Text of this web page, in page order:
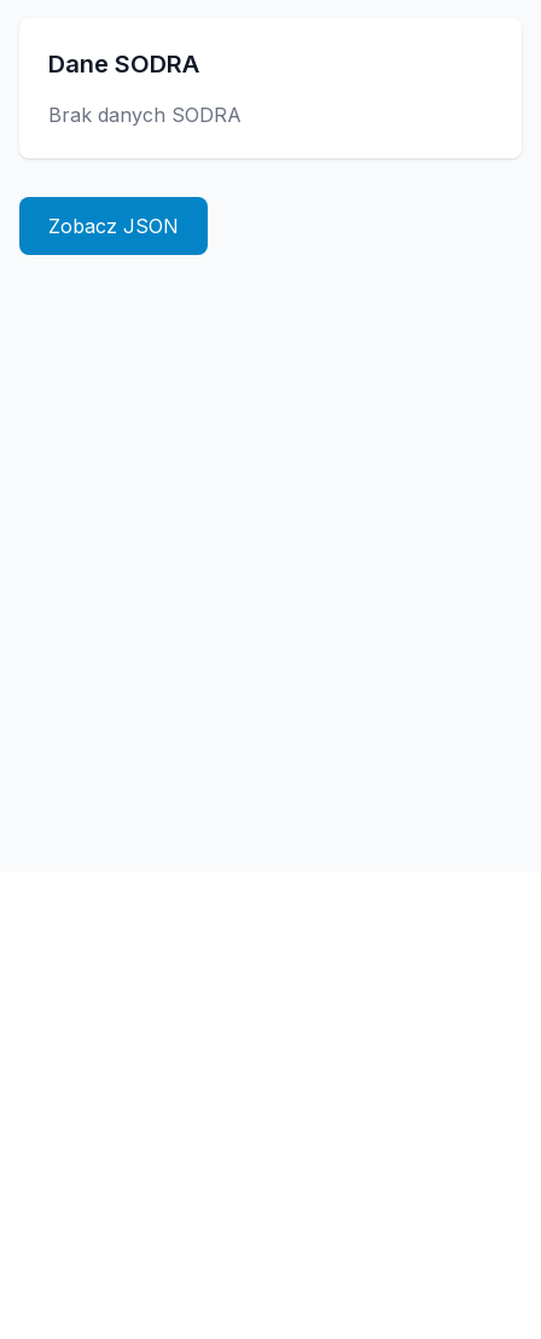
Dane SODRA
Brak danych SODRA
Zobacz JSON